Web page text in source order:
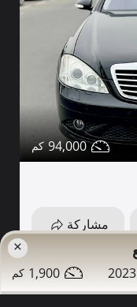
94,000
مشاركة
دبي
×
2023
1,900